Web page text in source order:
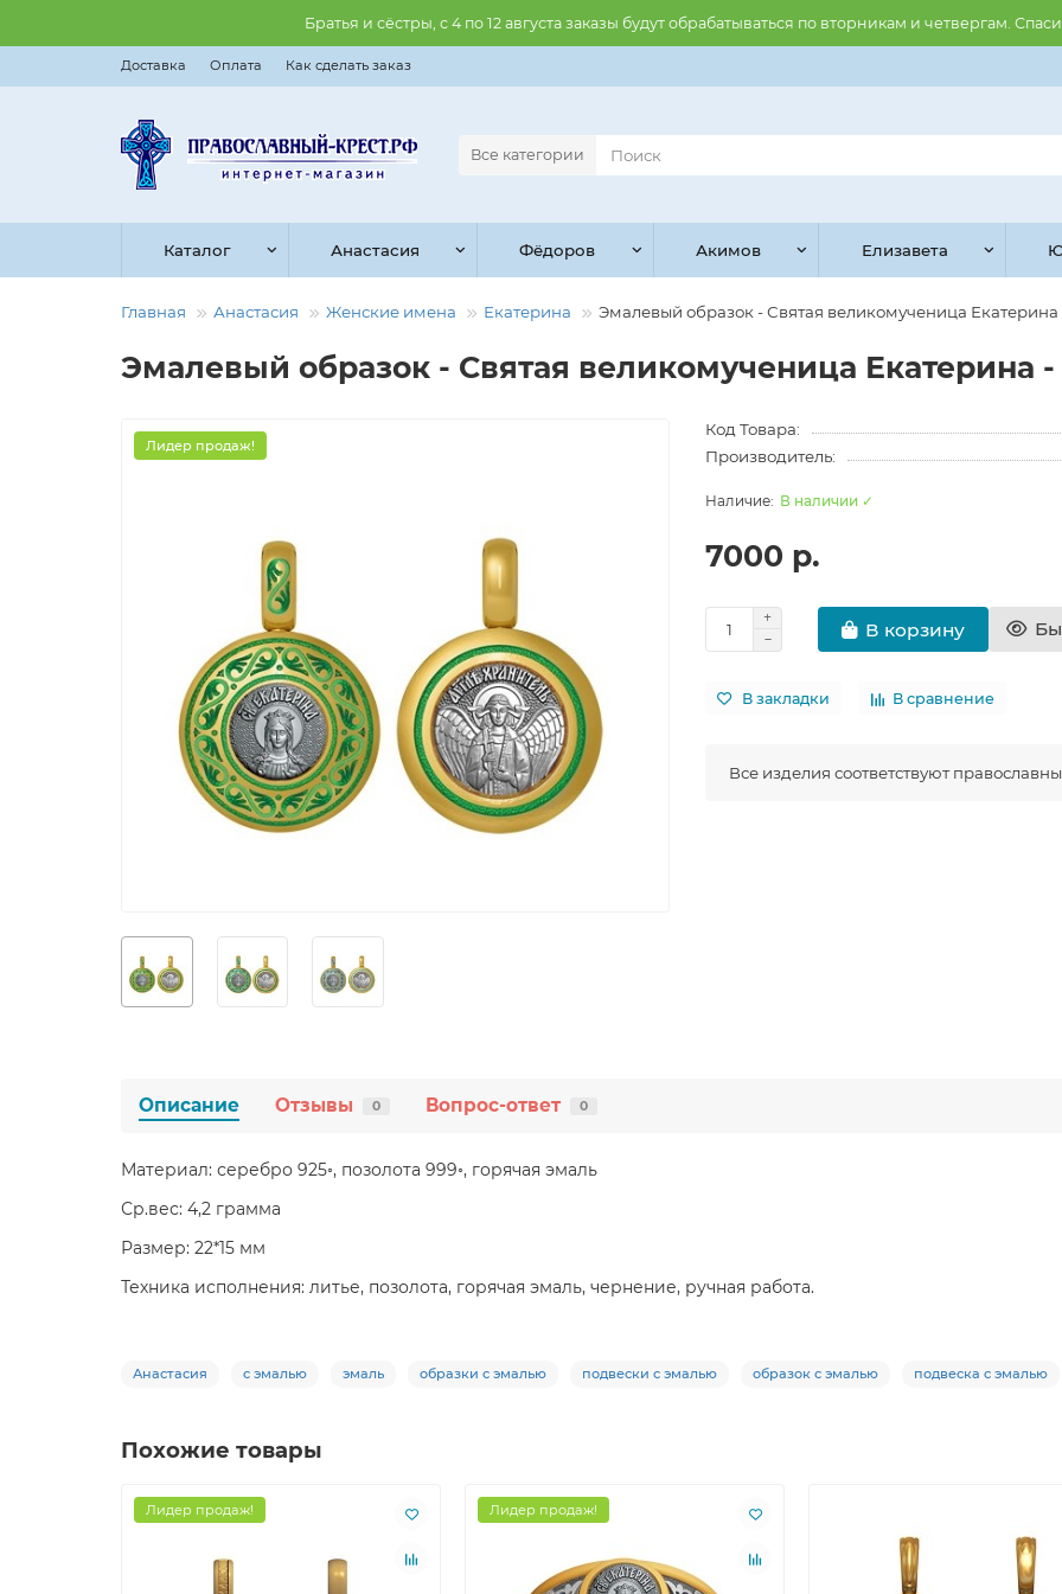
Братья и сёстры, с 4 по 12 августа заказы будут обрабатываться по вторникам и четвергам.
Доставка Оплата Как сделать заказ
Все категории
Каталог Анастасия Фёдоров Акимов Елизавета
Главная Анастасия Женские имена Екатерина Эмалевый образок - Святая великомученица Екатерина -
Эмалевый образок - Святая великомученица Екатерина -
Лидер продаж!
Код Товара:
Производитель:
В наличии ✓
7000 р.
В корзину
В закладки В сравнение
Все изделия соответствуют
Описание Отзывы 0 Вопрос-ответ 0
Материал: серебро 925◦, позолота 999◦, горячая эмаль
Ср.вес: 4,2 грамма
Размер: 22*15 мм
Техника исполнения: литье, позолота, горячая эмаль, чернение, ручная работа.
Анастасия с эмалью эмаль образки с эмалью подвески с эмалью образок с эмалью подвеска с эмалью
Похожие товары
Лидер продаж! Лидер продаж!